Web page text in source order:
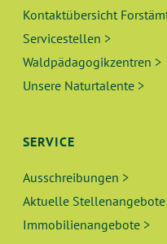
Kontaktübersicht
Servicestellen >
Waldpädagogikzentren >
Unsere Naturtalente >
SERVICE
Ausschreibungen >
Aktuelle Stellenangebote
Immobilienangebote >